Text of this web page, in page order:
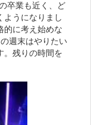
卒業も近く、ど
ようになりまし
的に考え始めな
週末はやりたい
。残りの時間を